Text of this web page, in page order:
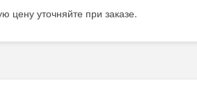
цену уточняйте при заказе.